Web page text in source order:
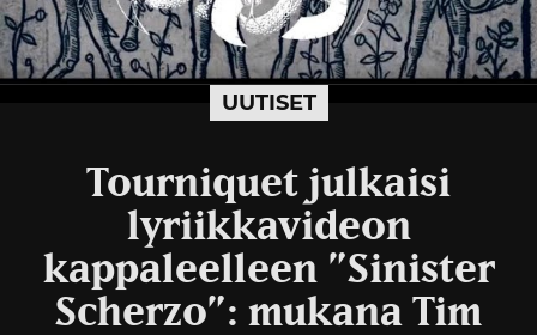
UUTISET
Tourniquet julkaisi
lyriikkavideon
kappaleelleen ”Sinister
Scherzo”: mukana Tim